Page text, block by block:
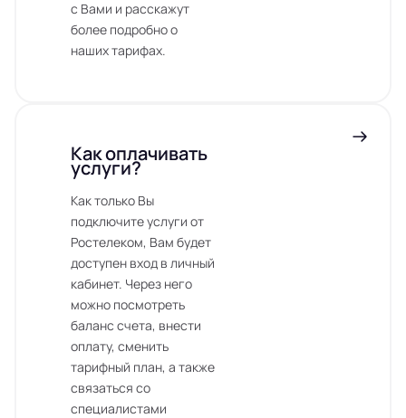
с Вами и расскажут
более подробно о
наших тарифах.
Как оплачивать
услуги?
Как только Вы
подключите услуги от
Ростелеком, Вам будет
доступен вход в личный
кабинет. Через него
можно посмотреть
баланс счета, внести
оплату, сменить
тарифный план, а также
связаться со
специалистами